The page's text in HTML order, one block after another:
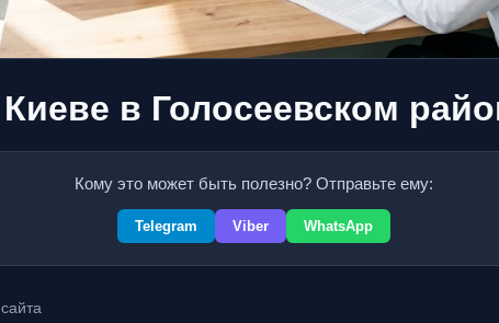
в Голосеевском
Кому это может быть полезно? Отправьте ему:
Telegram Viber WhatsApp